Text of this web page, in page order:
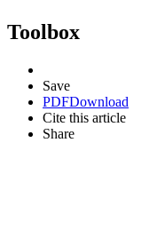
Toolbox
Save
PDFDownload
Cite this article
Share